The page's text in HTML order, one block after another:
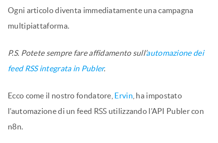
Ogni articolo diventa immediatamente una campagna
multipiattaforma.
P.S. Potete sempre fare affidamento sull’automazione dei
feed RSS integrata in Publer.
Ecco come il nostro fondatore, Ervin , ha impostato
l’automazione di un feed RSS utilizzando l’API Publer con
n8n.